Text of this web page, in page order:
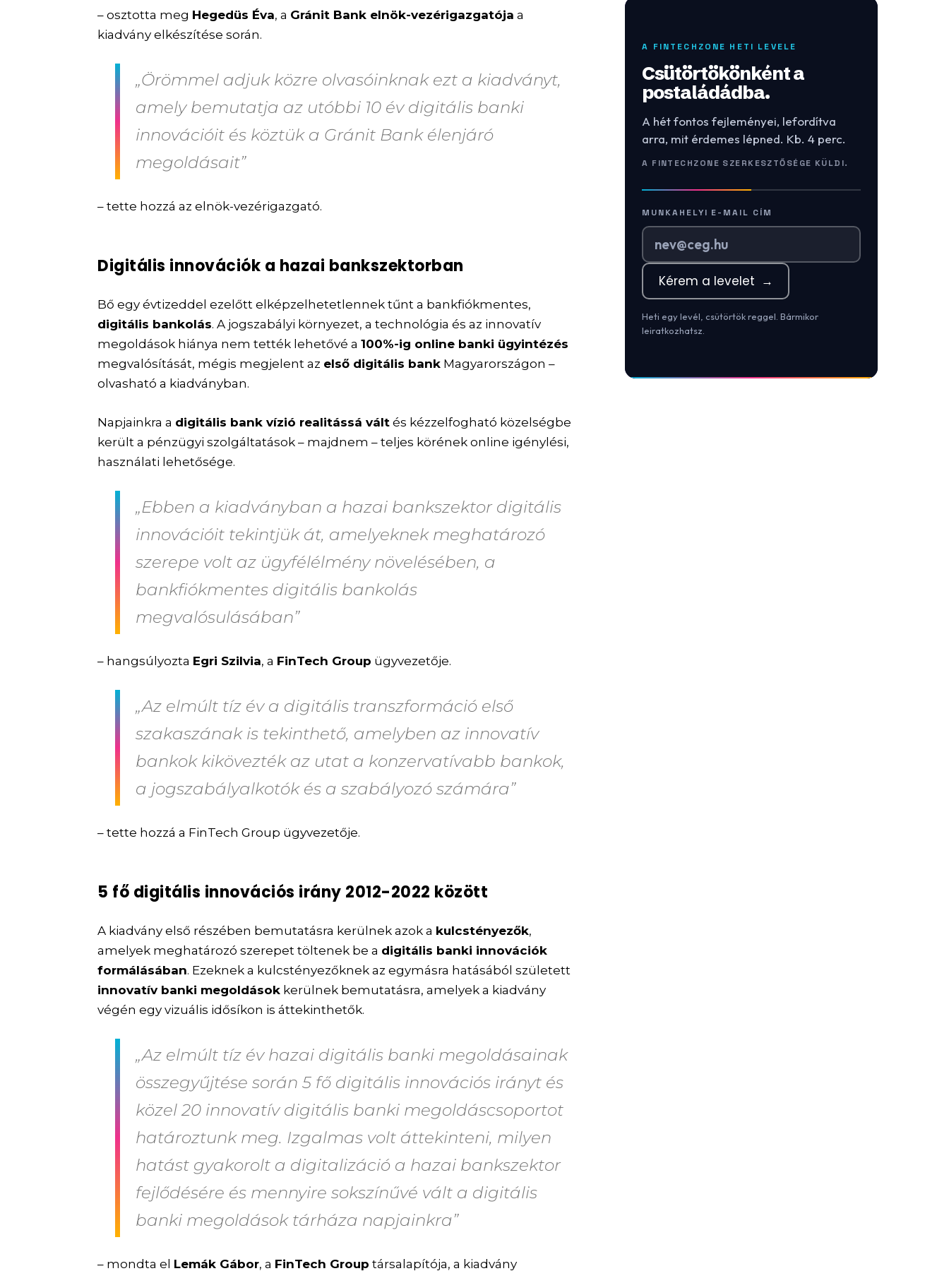
– osztotta meg Hegedüs Éva, a Gránit Bank elnök-vezérigazgatója a
kiadvány elkészítése során.
„Örömmel adjuk közre olvasóinknak ezt a kiadványt,
amely bemutatja az utóbbi 10 év digitális banki
innovációit és köztük a Gránit Bank élenjáró
megoldásait”
– tette hozzá az elnök-vezérigazgató.
Digitális innovációk a hazai bankszektorban
Bő egy évtizeddel ezelőtt elképzelhetetlennek tűnt a bankfiókmentes,
digitális bankolás. A jogszabályi környezet, a technológia és az innovatív
megoldások hiánya nem tették lehetővé a100%-ig online banki ügyintézés
megvalósítását, mégis megjelent az első digitális bank Magyarországon –
olvasható a kiadványban.
Napjainkra a digitális bank vízió realitássá vált és kézzelfogható közelségbe
került a pénzügyi szolgáltatások – majdnem – teljes körének online igénylési,
használati lehetősége.
„Ebben a kiadványban a hazai bankszektor digitális
innovációit tekintjük át, amelyeknek meghatározó
szerepe volt az ügyfélélmény növelésében, a
bankfiókmentes digitális bankolás
megvalósulásában”
– hangsúlyozta Egri Szilvia, a FinTech Group ügyvezetője.
„Az elmúlt tíz év a digitális transzformáció első
szakaszának is tekinthető, amelyben az innovatív
bankok kikövezték az utat a konzervatívabb bankok,
a jogszabályalkotók és a szabályozó számára”
– tette hozzá a FinTech Group ügyvezetője.
5 fő digitális innovációs irány 2012-2022 között
A kiadvány első részében bemutatásra kerülnek azok a kulcstényezők,
amelyek meghatározó szerepet töltenek be a digitális banki innovációk
formálásában. Ezeknek a kulcstényezőknek az egymásra hatásából született
innovatív banki megoldások kerülnek bemutatásra, amelyek a kiadvány
végén egy vizuális idősíkon is áttekinthetők.
„Az elmúlt tíz év hazai digitális banki megoldásainak
összegyűjtése során 5 fő digitális innovációs irányt és
közel 20 innovatív digitális banki megoldáscsoportot
határoztunk meg. Izgalmas volt áttekinteni, milyen
hatást gyakorolt a digitalizáció a hazai bankszektor
fejlődésére és mennyire sokszínűvé vált a digitális
banki megoldások tárháza napjainkra”
– mondta el Lemák Gábor, a FinTech Group társalapítója, a kiadvány
A FINTECHZONE HETI LEVELE
Csütörtökönként a
postaládádba.
A hét fontos fejleményei, lefordítva
arra, mit érdemes lépned. Kb. 4 perc.
A FINTECHZONE SZERKESZTŐSÉGE KÜLDI.
MUNKAHELYI E-MAIL CÍM
Kérem a levelet →
Heti egy levél, csütörtök reggel. Bármikor
leiratkozhatsz.